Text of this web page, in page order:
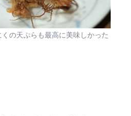
の天ぷらも最高に美味しかった